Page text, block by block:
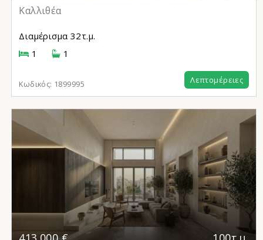
Καλλιθέα
Διαμέρισμα 32τ.μ.
1
1
Κωδικός: 1899995 Λεπτομέρειες